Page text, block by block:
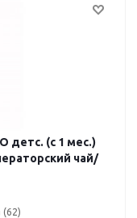
(с 1 мес.)
чай/
(62)